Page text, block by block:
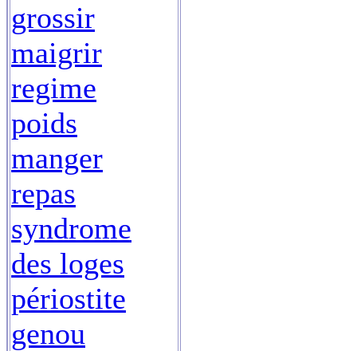
grossir
maigrir
regime
poids
manger
repas
syndrome
des loges
périostite
genou